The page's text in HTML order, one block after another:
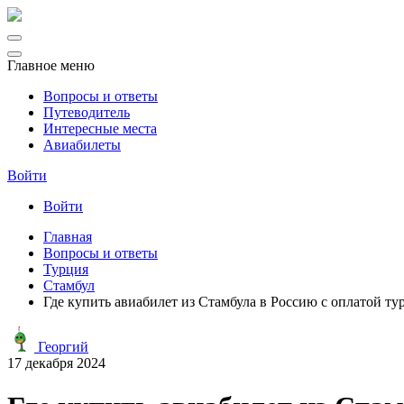
Главное меню
Вопросы и ответы
Путеводитель
Интересные места
Авиабилеты
Войти
Войти
Главная
Вопросы и ответы
Турция
Стамбул
Где купить авиабилет из Стамбула в Россию с оплатой
Георгий
17 декабря 2024